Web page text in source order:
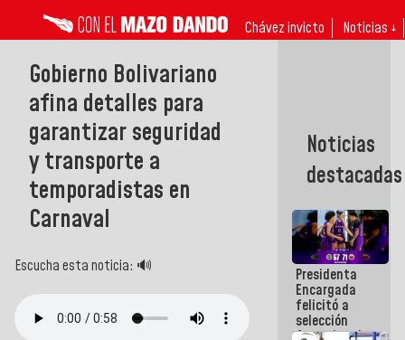
Chávez invicto Noticias ↓
Gobierno Bolivariano
afina detalles para
garantizar seguridad
y transporte a
temporadistas en
Carnaval
Escucha esta noticia: 🔊
Noticias
destacadas
Presidenta
Encargada
felicitó a
selección